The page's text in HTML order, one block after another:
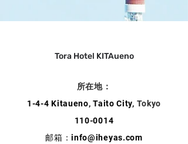
Tora Hotel KITAueno
所在地：
1-4-4 Kitaueno, Taito City, Tokyo
110-0014
邮箱：info@iheyas.com